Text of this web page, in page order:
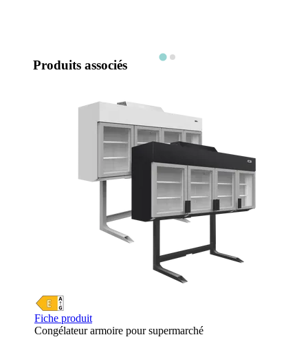
Produits associés
Fiche produit
Congélateur armoire pour supermarché